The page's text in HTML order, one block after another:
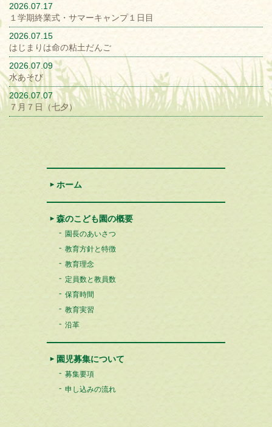
2026.07.17
１学期終業式・サマーキャンプ１日目
2026.07.15
はじまりは命の粘土だんご
2026.07.09
水あそび
2026.07.07
７月７日（七夕）
ホーム
森のこども園の概要
園長のあいさつ
教育方針と特徴
教育理念
定員数と教員数
保育時間
教育実習
沿革
園児募集について
募集要項
申し込みの流れ